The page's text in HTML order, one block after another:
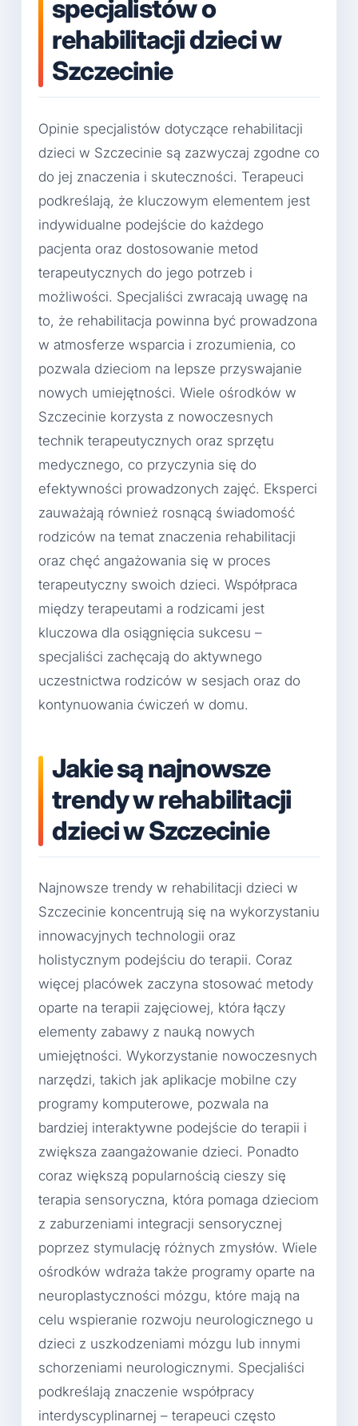
specjalistów o
rehabilitacji dzieci w
Szczecinie
Opinie specjalistów dotyczące rehabilitacji
dzieci w Szczecinie są zazwyczaj zgodne co
do jej znaczenia i skuteczności. Terapeuci
podkreślają, że kluczowym elementem jest
indywidualne podejście do każdego
pacjenta oraz dostosowanie metod
terapeutycznych do jego potrzeb i
możliwości. Specjaliści zwracają uwagę na
to, że rehabilitacja powinna być prowadzona
w atmosferze wsparcia i zrozumienia, co
pozwala dzieciom na lepsze przyswajanie
nowych umiejętności. Wiele ośrodków w
Szczecinie korzysta z nowoczesnych
technik terapeutycznych oraz sprzętu
medycznego, co przyczynia się do
efektywności prowadzonych zajęć. Eksperci
zauważają również rosnącą świadomość
rodziców na temat znaczenia rehabilitacji
oraz chęć angażowania się w proces
terapeutyczny swoich dzieci. Współpraca
między terapeutami a rodzicami jest
kluczowa dla osiągnięcia sukcesu –
specjaliści zachęcają do aktywnego
uczestnictwa rodziców w sesjach oraz do
kontynuowania ćwiczeń w domu.
Jakie są najnowsze
trendy w rehabilitacji
dzieci w Szczecinie
Najnowsze trendy w rehabilitacji dzieci w
Szczecinie koncentrują się na wykorzystaniu
innowacyjnych technologii oraz
holistycznym podejściu do terapii. Coraz
więcej placówek zaczyna stosować metody
oparte na terapii zajęciowej, która łączy
elementy zabawy z nauką nowych
umiejętności. Wykorzystanie nowoczesnych
narzędzi, takich jak aplikacje mobilne czy
programy komputerowe, pozwala na
bardziej interaktywne podejście do terapii i
zwiększa zaangażowanie dzieci. Ponadto
coraz większą popularnością cieszy się
terapia sensoryczna, która pomaga dzieciom
z zaburzeniami integracji sensorycznej
poprzez stymulację różnych zmysłów. Wiele
ośrodków wdraża także programy oparte na
neuroplastyczności mózgu, które mają na
celu wspieranie rozwoju neurologicznego u
dzieci z uszkodzeniami mózgu lub innymi
schorzeniami neurologicznymi. Specjaliści
podkreślają znaczenie współpracy
interdyscyplinarnej – terapeuci często